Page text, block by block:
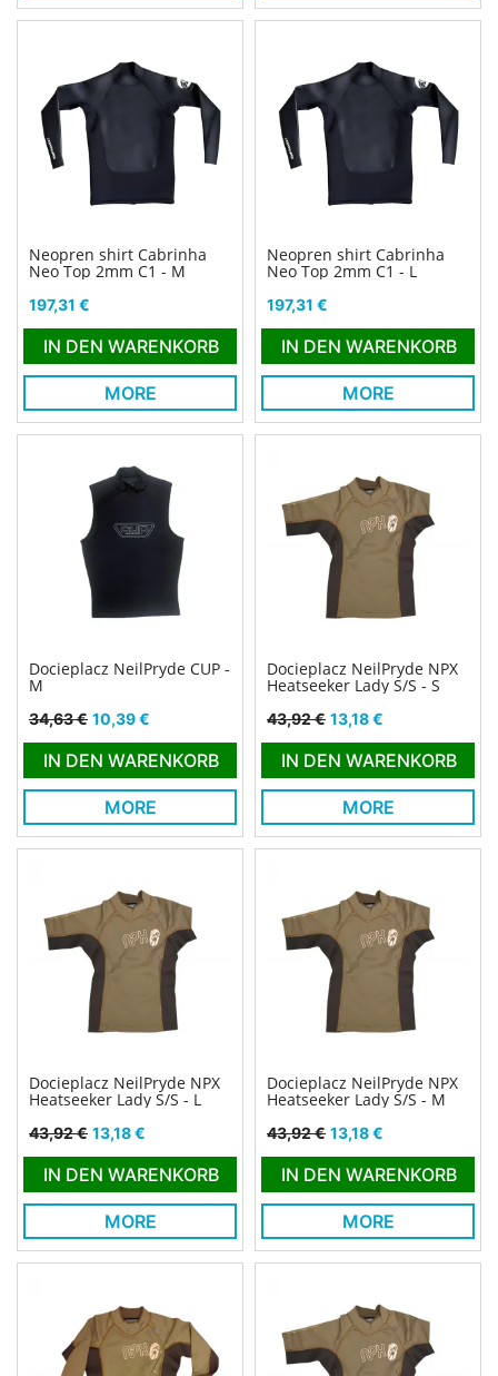
Neopren shirt Cabrinha
Neo Top 2mm C1 - M
Preis
197,31 €
IN DEN WARENKORB
MORE
Neopren shirt Cabrinha
Neo Top 2mm C1 - L
Preis
197,31 €
IN DEN WARENKORB
MORE
Docieplacz NeilPryde CUP -
M
Verkaufspreis
34,63 € Preis
10,39 €
IN DEN WARENKORB
MORE
Docieplacz NeilPryde NPX
Heatseeker Lady S/S - S
Verkaufspreis
43,92 € Preis
13,18 €
IN DEN WARENKORB
MORE
Docieplacz NeilPryde NPX
Heatseeker Lady S/S - L
Verkaufspreis
43,92 € Preis
13,18 €
IN DEN WARENKORB
MORE
Docieplacz NeilPryde NPX
Heatseeker Lady S/S - M
Verkaufspreis
43,92 € Preis
13,18 €
IN DEN WARENKORB
MORE